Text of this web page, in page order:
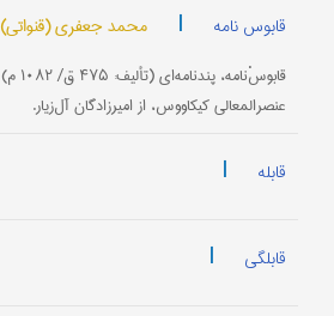
قابوس نامه | محمد جعفری (قنواتی)
عنصر‌المعالی کیکاووس، از امیرزادگان آل‌زیار.
قابله |
قابلگی |